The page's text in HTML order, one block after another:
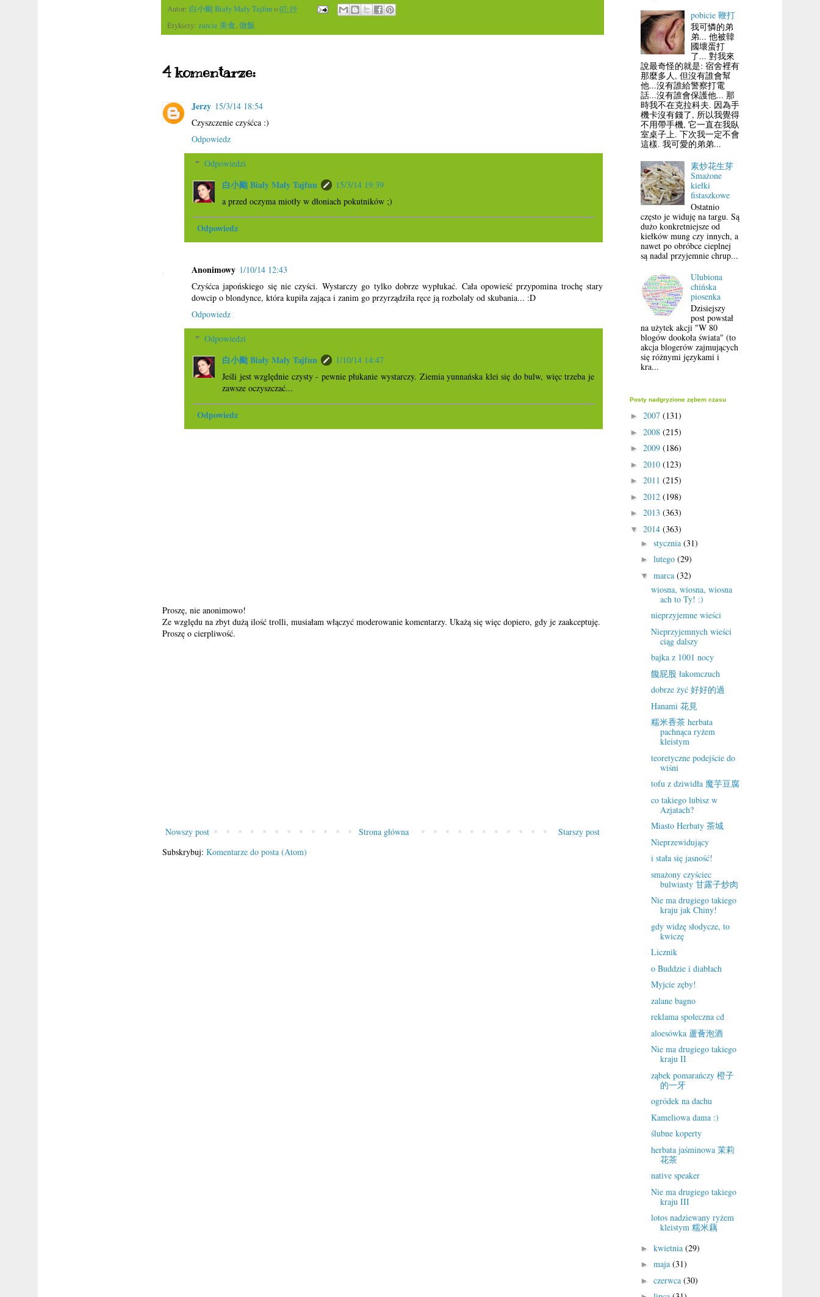
Autor: 白小颱 Biały Mały Tajfuno07:19
Etykiety: zarcie 美食,做飯
4 komentarze:
Jerzy 15/3/14 18:54
Czyszczenie czyśćca :)
Odpowiedz
Odpowiedzi
白小颱 Biały Mały Tajfun
15/3/14 19:39
a przed oczyma miotły w dłoniach pokutników ;)
Odpowiedz
Anonimowy 1/10/14 12:43
Czyśćca japońskiego się nie czyści. Wystarczy go tylko dobrze wypłukać. Cała opowieść przypomina trochę stary
dowcip o blondynce, która kupiła zająca i zanim go przyrządziła ręce ją rozbolały od skubania... :D
Odpowiedz
Odpowiedzi
白小颱 Biały Mały Tajfun
1/10/14 14:47
Jeśli jest względnie czysty - pewnie płukanie wystarczy. Ziemia yunnańska klei się do bulw, więc trzeba je
zawsze oczyszczać...
Odpowiedz
Proszę, nie anonimowo!
Ze względu na zbyt dużą ilość trolli, musiałam włączyć moderowanie komentarzy. Ukażą się więc dopiero, gdy je zaakceptuję.
Proszę o cierpliwość.
Nowszy post Starszy post
Strona główna
Subskrybuj: Komentarze do posta (Atom)
pobicie 鞭打
我可憐的弟
弟... 他被韓
國壞蛋打
了... 對我來
說最奇怪的就是: 宿舍裡有
那麼多人, 但沒有誰會幫
他...沒有誰給警察打電
話...沒有誰會保護他... 那
時我不在克拉科夫. 因為手
機卡沒有錢了, 所以我覺得
不用帶手機, 它一直在我臥
室桌子上. 下次我一定不會
這樣. 我可愛的弟弟...
素炒花生芽
Smażone
kiełki
fistaszkowe
Ostatnio
często je widuję na targu. Są
dużo konkretniejsze od
kiełków mung czy innych, a
nawet po obróbce cieplnej
są nadal przyjemnie chrup...
Ulubiona
chińska
piosenka
Dzisiejszy
post powstał
na użytek akcji "W 80
blogów dookoła świata" (to
akcja blogerów zajmujących
się różnymi językami i
kra...
Posty nadgryzione zębem czasu
► 2007 (131)
► 2008 (215)
► 2009 (186)
► 2010 (123)
► 2011 (215)
► 2012 (198)
► 2013 (363)
▼ 2014 (363)
► stycznia (31)
► lutego (29)
▼ marca (32)
wiosna, wiosna, wiosna
ach to Ty! :)
nieprzyjemne wieści
Nieprzyjemnych wieści
ciąg dalszy
bajka z 1001 nocy
饞屁股 łakomczuch
dobrze żyć 好好的過
Hanami 花見
糯米香茶 herbata
pachnąca ryżem
kleistym
teoretyczne podejście do
wiśni
tofu z dziwidła 魔芋豆腐
co takiego lubisz w
Azjatach?
Miasto Herbaty 茶城
Nieprzewidujący
i stała się jasność!
smażony czyściec
bulwiasty 甘露子炒肉
Nie ma drugiego takiego
kraju jak Chiny!
gdy widzę słodycze, to
kwiczę
Licznik
o Buddzie i diabłach
Myjcie zęby!
zalane bagno
reklama społeczna cd
aloesówka 蘆薈泡酒
Nie ma drugiego takiego
kraju II
ząbek pomarańczy 橙子
的一牙
ogródek na dachu
Kameliowa dama :)
ślubne koperty
herbata jaśminowa 茉莉
花茶
native speaker
Nie ma drugiego takiego
kraju III
lotos nadziewany ryżem
kleistym 糯米藕
► kwietnia (29)
► maja (31)
► czerwca (30)